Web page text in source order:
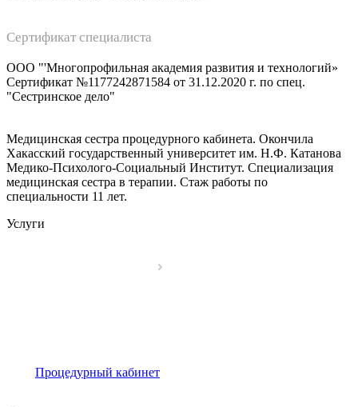
Сертификат специалиста
ООО "'Многопрофильная академия развития и технологий»
Сертификат №1177242871584 от 31.12.2020 г. по спец.
"Сестринское дело"
Медицинская сестра процедурного кабинета. Окончила
Хакасский государственный университет им. Н.Ф. Катанова
Медико-Психолого-Социальный Институт. Специализация
медицинская сестра в терапии. Стаж работы по
специальности 11 лет.
Услуги
Процедурный кабинет